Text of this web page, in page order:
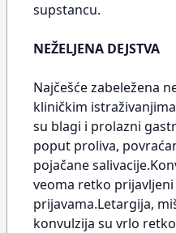
supstancu.
NEŽELJENA DEJSTVA
Najčešće zabeležena
kliničkim
su blagi i prolazni
poput proliva,
pojačane
veoma retko
prijavama.Letargija,
konvulzija su vrlo